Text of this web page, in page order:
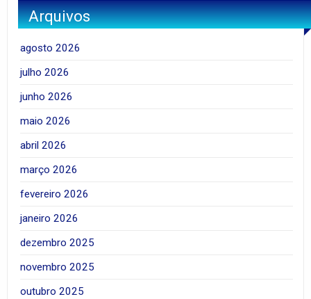
Arquivos
agosto 2026
julho 2026
junho 2026
maio 2026
abril 2026
março 2026
fevereiro 2026
janeiro 2026
dezembro 2025
novembro 2025
outubro 2025